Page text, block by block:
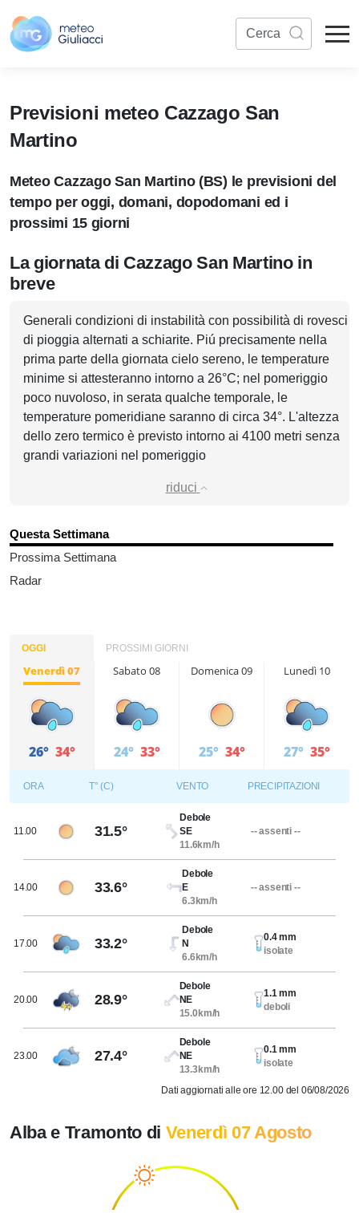
Previsioni meteo Cazzago San
Martino
Meteo Cazzago San Martino (BS) le previsioni del
tempo per oggi, domani, dopodomani ed i
prossimi 15 giorni
La giornata di Cazzago San Martino in
breve
Generali condizioni di instabilità con possibilità di rovesci
di pioggia alternati a schiarite. Piú precisamente nella
prima parte della giornata cielo sereno, le temperature
minime si attesteranno intorno a 26°C; nel pomeriggio
poco nuvoloso, in serata qualche temporale, le
temperature pomeridiane saranno di circa 34°. L'altezza
dello zero termico è previsto intorno ai 4100 metri senza
grandi variazioni nel pomeriggio
riduci
Questa Settimana
Prossima Settimana
Radar
OGGI PROSSIMI GIORNI
Venerdì 07
26° 34°
Sabato 08
24° 33°
Domenica 09
25° 34°
Lunedì 10
27° 35°
ORA T° (C) VENTO PRECIPITAZIONI
11.00 31.5°
Debole
SE
11.6km/h
-- assenti --
14.00 33.6°
Debole
E
6.3km/h
-- assenti --
17.00 33.2°
Debole
N
6.6km/h
0.4 mm
isolate
20.00 28.9°
Debole
NE
15.0km/h
1.1 mm
deboli
23.00 27.4°
Debole
NE
13.3km/h
0.1 mm
isolate
Dati aggiornati alle ore 12.00 del 06/08/2026
Alba e Tramonto di Venerdì 07 Agosto